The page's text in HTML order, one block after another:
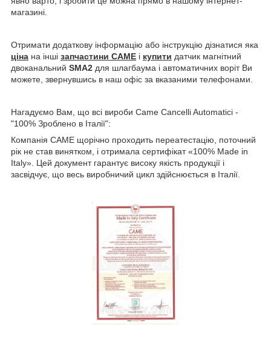
магазині.
Отримати додаткову інформацію або інструкцію дізнатися яка
ціна на інші запчастини CAME і купити датчик магнітний
двоканальний SMA2 для шлагбаума і автоматичних воріт Ви
можете, звернувшись в наш офіс за вказаними телефонами.
Нагадуємо Вам, що всі вироби Came Cancelli Automatici -
"100% Зроблено в Італії":
Компанія CAME щорічно проходить переатестацію, поточний
рік не став винятком, і отримала сертифікат «100% Made in
Italy». Цей документ гарантує високу якість продукції і
засвідчує, що весь виробничий цикл здійснюється в Італії.